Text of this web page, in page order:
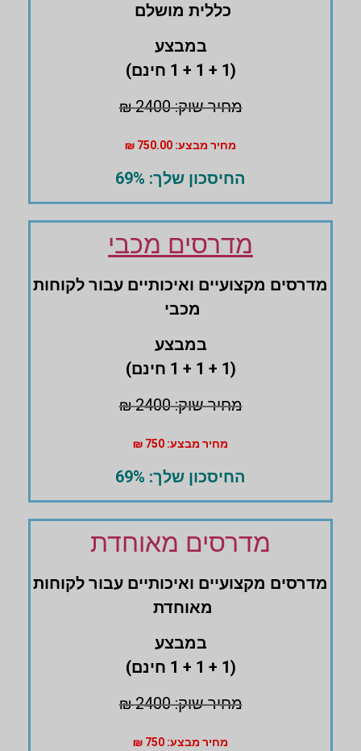
‏כללית מושלם
במבצע
(1 + 1 + 1 חינם)
מחיר שוק: 2400 ₪
מחיר מבצע: 750.00 ₪
החיסכון שלך: 69%
מדרסים מכבי
מדרסים ‏מקצועיים ואיכותיים עבור לקוחות
מכבי
במבצע
(1 + 1 + 1 חינם)
מחיר שוק: 2400 ₪
מחיר מבצע: 750 ₪
החיסכון שלך: 69%
מדרסים מאוחדת
מדרסים ‏מקצועיים ואיכותיים עבור לקוחות
מאוחדת
במבצע
(1 + 1 + 1 חינם)
מחיר שוק: 2400 ₪
מחיר מבצע: 750 ₪